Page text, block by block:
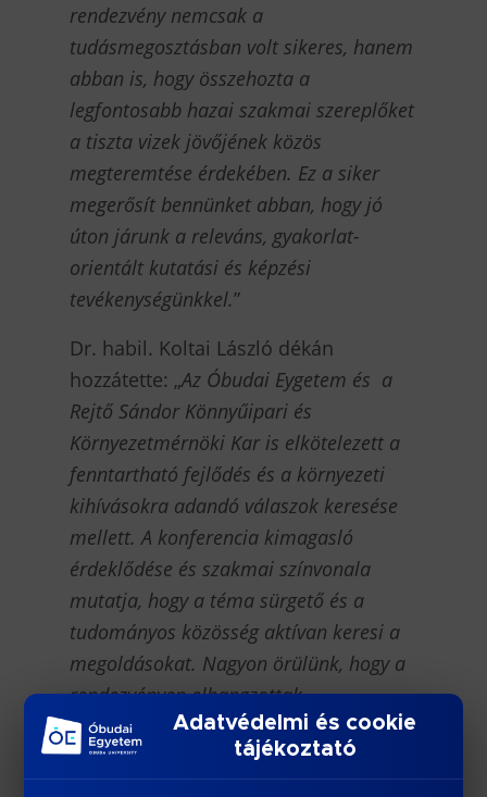
rendezvény nemcsak a
tudásmegosztásban volt sikeres, hanem
abban is, hogy összehozta a
legfontosabb hazai szakmai szereplőket
a tiszta vizek jövőjének közös
megteremtése érdekében. Ez a siker
megerősít bennünket abban, hogy jó
úton járunk a releváns, gyakorlat-
orientált kutatási és képzési
tevékenységünkkel.”
Dr. habil. Koltai László dékán
hozzátette: „Az Óbudai Eygetem és a
Rejtő Sándor Könnyűipari és
Környezetmérnöki Kar is elkötelezett a
fenntartható fejlődés és a környezeti
kihívásokra adandó válaszok keresése
mellett. A konferencia kimagasló
érdeklődése és szakmai színvonala
mutatja, hogy a téma sürgető és a
tudományos közösség aktívan keresi a
megoldásokat. Nagyon örülünk, hogy a
rendezvényen elhangzottak
hozzájárulnak a negyedik fokozatú
tisztítási technológiák mihamarabbi és
Adatvédelmi és cookie
tájékoztató